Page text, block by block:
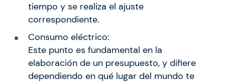
tiempo y se realiza el ajuste
correspondiente.
Consumo eléctrico:
Este punto es fundamental en la
elaboración de un presupuesto, y difiere
dependiendo en qué lugar del mundo te